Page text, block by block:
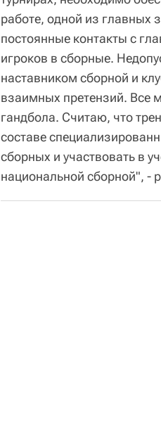
работе, одной из главных
постоянные контакты с
игроков в сборные.
наставником сборной и
взаимных претензий. Все
гандбола. Считаю, что
составе
сборных и участвовать в
национальной сборной", -